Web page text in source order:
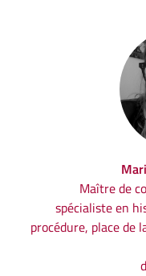
Maître de
spécialiste en
procédure, place de